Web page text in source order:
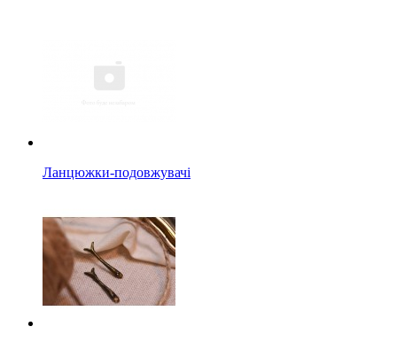
Ланцюжки-подовжувачі